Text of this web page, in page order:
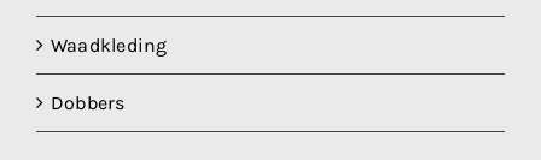
Waadkleding
Dobbers